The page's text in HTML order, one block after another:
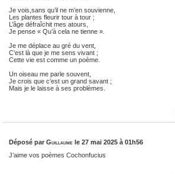
Je vois,sans qu’il ne m’en souvienne,
Les plantes fleurir tour à tour ;
L’âge défraîchit mes atours,
Je pense « Qu’à cela ne tienne ».
Je me déplace au gré du vent,
C’est là que je me sens vivant ;
Cette vie est comme un poème.
Un oiseau me parle souvent,
Je crois que c’est un grand savant ;
Mais je le laisse à ses problèmes.
Déposé par Guillaume le 27 mai 2025 à 01h56
J’aime vos poèmes Cochonfucius